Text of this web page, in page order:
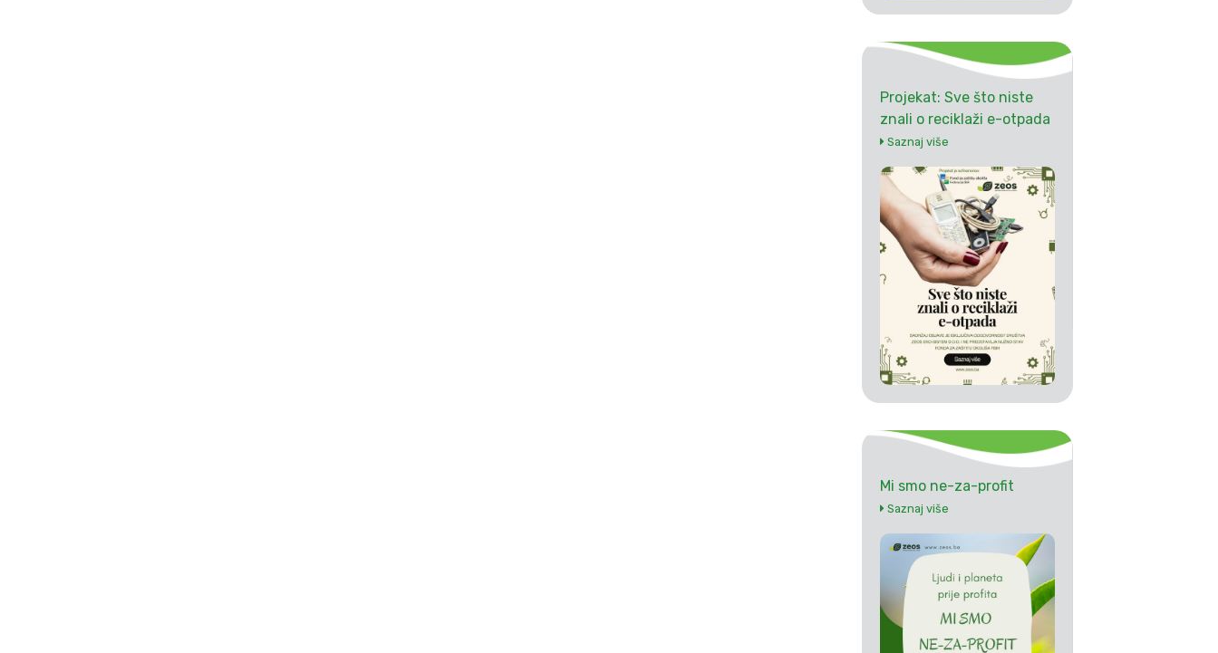
Projekat: Sve što niste
znali o reciklaži e-otpada
Saznaj više
Mi smo ne-za-profit
Saznaj više